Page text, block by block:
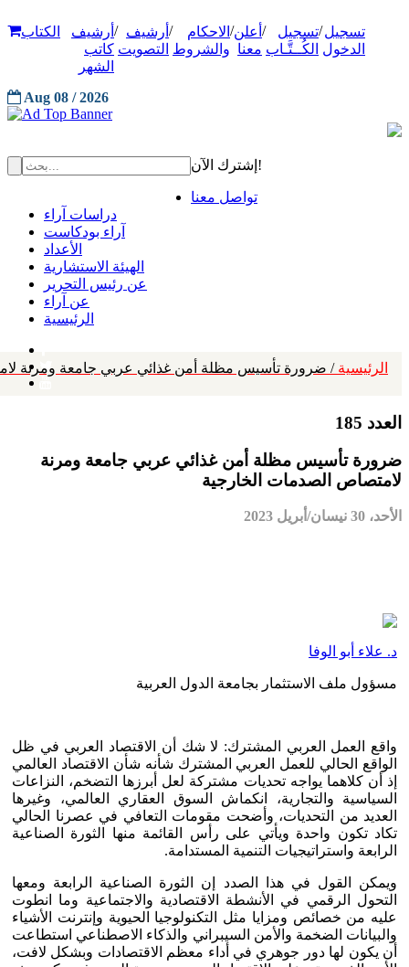
تسجيل
الدخول
/تسجيل
الكُــتَّـاب
/ أعلن
معنا
/ الاحكام
والشروط
/ أرشيف
التصويت
/ أرشيف
كاتب
الشهر
الكتاب
Aug 08 / 2026
إشترك الآن!
تواصل معنا
دراسات آراء
آراء بودكاست
الأعداد
الهيئة الاستشارية
عن رئيس التحرير
عن آراء
الرئيسية
الرئيسية / ضرورة تأسيس مظلة أمن غذائي عربي جامعة ومرنة
العدد 185
ضرورة تأسيس مظلة أمن غذائي عربي جامعة ومرنة
لامتصاص الصدمات الخارجية
الأحد، 30 نيسان/أبريل 2023
د. علاء أبو الوفا
مسؤول ملف الاستثمار بجامعة الدول العربية
واقع العمل العربي المشترك: لا شك أن الاقتصاد العربي في ظل
الواقع الحالي للعمل العربي المشترك شأنه شأن الاقتصاد العالمي
إذ أن كلاهما يواجه تحديات مشتركة لعل أبرزها التضخم، النزاعات
السياسية والتجارية، انكماش السوق العقاري العالمي، وغيرها
العديد من التحديات، وأضحت مقومات التعافي في عصرنا الحالي
تكاد تكون واحدة ويأتي على رأس القائمة منها الثورة الصناعية
الرابعة واستراتيجيات التنمية المستدامة.
ويمكن القول في هذا الصدد إن الثورة الصناعية الرابعة ومعها
التحول الرقمي في الأنشطة الاقتصادية والاجتماعية وما انطوت
عليه من خصائص ومزايا مثل التكنولوجيا الحيوية وإنترنت الأشياء
والبيانات الضخمة والأمن السيبراني والذكاء الاصطناعي استطاعت
أن يكون لها دور جوهري في أداء معظم الاقتصادات وبشكل لافت،